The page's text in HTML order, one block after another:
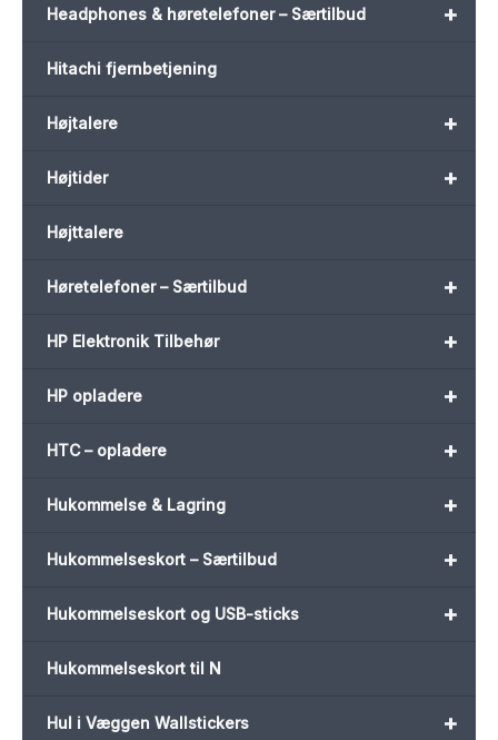
+
Headphones & høretelefoner – Særtilbud
Hitachi fjernbetjening
+
Højtalere
+
Højtider
Højttalere
+
Høretelefoner – Særtilbud
+
HP Elektronik Tilbehør
+
HP opladere
+
HTC – opladere
+
Hukommelse & Lagring
+
Hukommelseskort – Særtilbud
+
Hukommelseskort og USB-sticks
Hukommelseskort til N
+
Hul i Væggen Wallstickers